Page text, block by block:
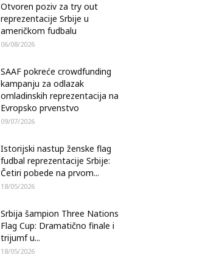
Otvoren poziv za try out
reprezentacije Srbije u
američkom fudbalu
06/08/2026
SAAF pokreće crowdfunding
kampanju za odlazak
omladinskih reprezentacija na
Evropsko prvenstvo
09/07/2026
Istorijski nastup ženske flag
fudbal reprezentacije Srbije:
Četiri pobede na prvom...
18/05/2026
Srbija šampion Three Nations
Flag Cup: Dramatično finale i
trijumf u...
18/05/2026